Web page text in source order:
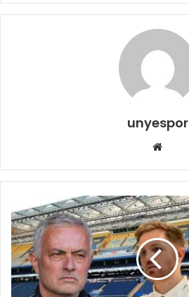
unyespor
Web